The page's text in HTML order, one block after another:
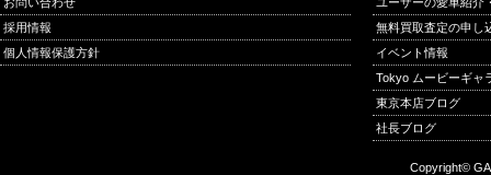
採用情報
個人情報保護方針
無料買取査定の申し
イベント情報
Tokyo ムービーギャ
東京本店ブログ
社長ブログ
Copyright©